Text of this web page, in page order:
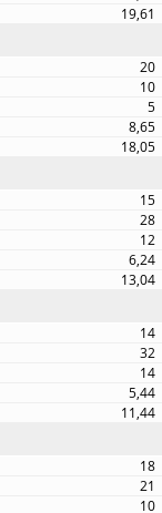
19,61
20
10
5
8,65
18,05
15
28
12
6,24
13,04
14
32
14
5,44
11,44
18
21
10